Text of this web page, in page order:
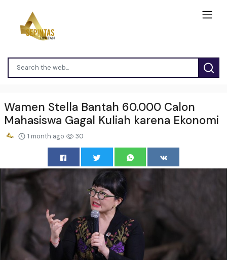
Wamen Stella Bantah 60.000 Calon
Mahasiswa Gagal Kuliah karena Ekonomi
1 month ago 30